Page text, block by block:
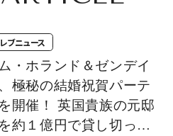
ブニュース
ム・ホランド＆ゼンデイ
極秘の結婚祝賀パーテ
開催！ 英国貴族の元邸
約１億円で貸し切っ